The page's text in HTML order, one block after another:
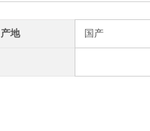
产地 国产